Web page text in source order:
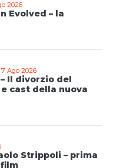
2026
Evolved – la
7 Ago 2026
Il divorzio del
cast della nuova
Strippoli – prima